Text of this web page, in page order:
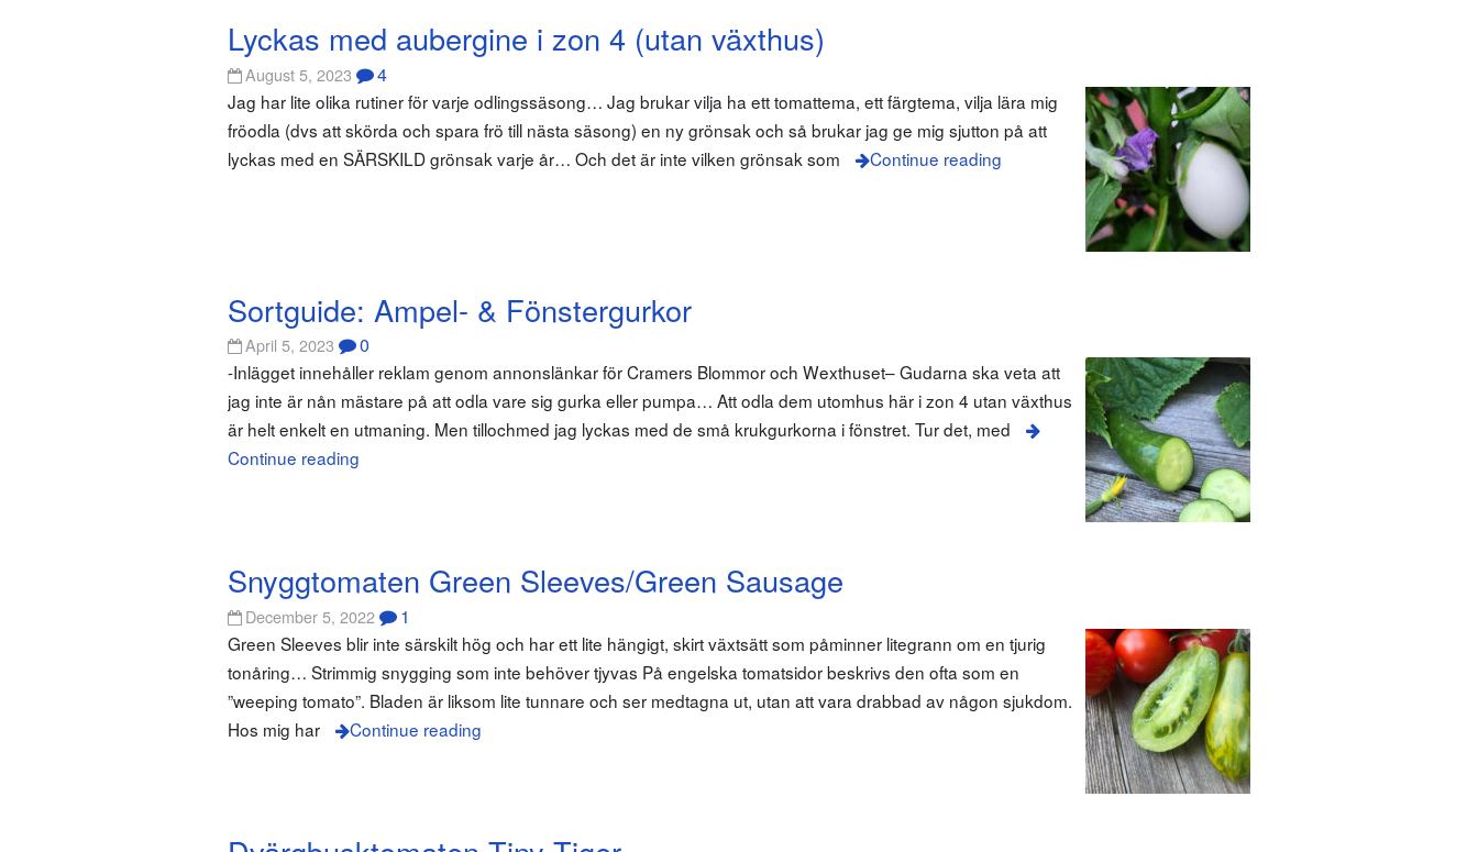
Lyckas med aubergine i zon 4 (utan växthus)
August 5, 2023 4
Jag har lite olika rutiner för varje odlingssäsong… Jag brukar vilja ha ett tomattema, ett färgtema, vilja lära mig
fröodla (dvs att skörda och spara frö till nästa säsong) en ny grönsak och så brukar jag ge mig sjutton på att
lyckas med en SÄRSKILD grönsak varje år… Och det är inte vilken grönsak som
Continue reading
Sortguide: Ampel- & Fönstergurkor
April 5, 2023 0
-Inlägget innehåller reklam genom annonslänkar för Cramers Blommor och Wexthuset– Gudarna ska veta att
jag inte är nån mästare på att odla vare sig gurka eller pumpa… Att odla dem utomhus här i zon 4 utan växthus
är helt enkelt en utmaning. Men tillochmed jag lyckas med de små krukgurkorna i fönstret. Tur det, med
Continue reading
Snyggtomaten Green Sleeves/Green Sausage
December 5, 2022 1
Green Sleeves blir inte särskilt hög och har ett lite hängigt, skirt växtsätt som påminner litegrann om en tjurig
tonåring… Strimmig snygging som inte behöver tjyvas På engelska tomatsidor beskrivs den ofta som en
”weeping tomato”. Bladen är liksom lite tunnare och ser medtagna ut, utan att vara drabbad av någon sjukdom.
Hos mig har
Continue reading